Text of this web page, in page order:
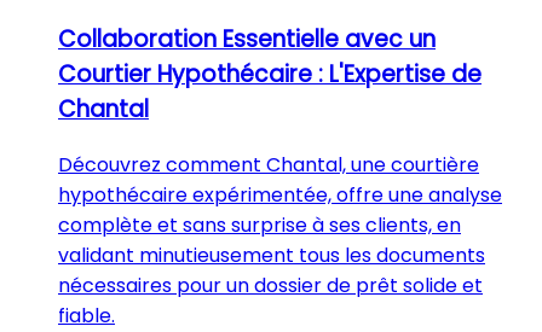
Collaboration Essentielle avec un
Courtier Hypothécaire : L'Expertise de
Chantal
Découvrez comment Chantal, une courtière
hypothécaire expérimentée, offre une analyse
complète et sans surprise à ses clients, en
validant minutieusement tous les documents
nécessaires pour un dossier de prêt solide et
fiable.